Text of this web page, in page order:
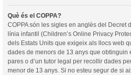
Què és el COPPA?
COPPA són les sigles en anglès del Decret
línia infantil (Children’s Online Privacy
dels Estats Units que exigeix als llocs web
dades de menors de 13 anys que obtinguin
pares o d’un tutor legal per recollir dades
menor de 13 anys. Si no esteu segur de si